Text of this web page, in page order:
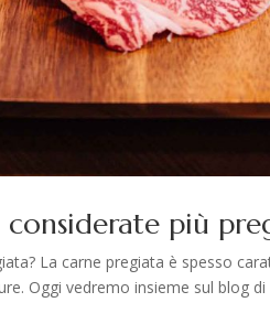
considerate più
La carne pregiata è spesso
Oggi vedremo insieme sul blog